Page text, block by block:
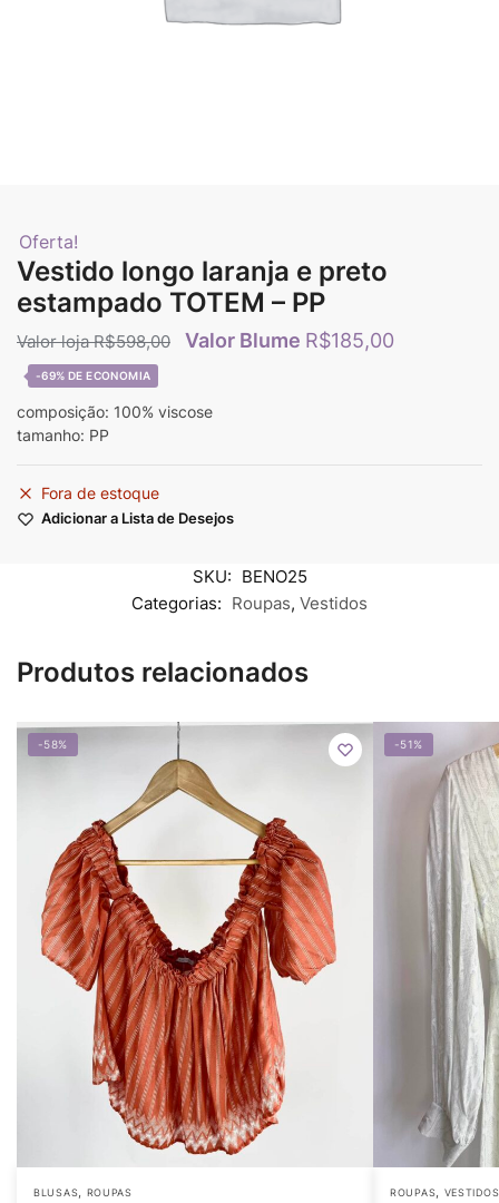
Oferta!
Vestido longo laranja e preto
estampado TOTEM – PP
R$598,00 R$185,00
-69%
composição: 100% viscose
tamanho: PP
Fora de estoque
Adicionar a Lista de Desejos
SKU: BENO25
Categorias: Roupas, Vestidos
Produtos relacionados
-58%
BLUSAS, ROUPAS
-51%
ROUPAS, VESTIDOS